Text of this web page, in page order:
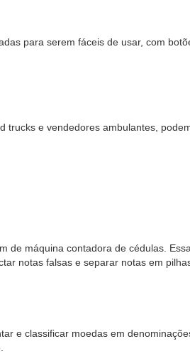
para serem fáceis de usar, com
trucks e vendedores ambulantes,
de máquina contadora de cédulas.
notas falsas e separar notas em
e classificar moedas em